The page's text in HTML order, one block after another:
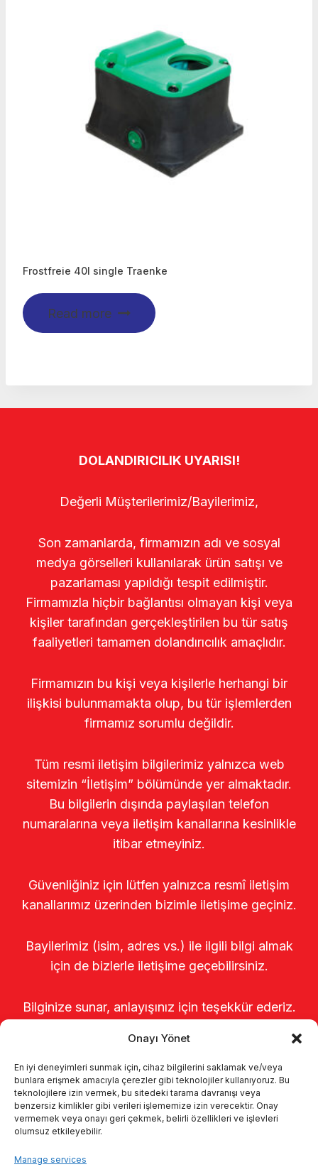
Onayı Yönet
En iyi deneyimleri sunmak için, cihaz bilgilerini saklamak ve/veya
bunlara erişmek amacıyla çerezler gibi teknolojiler kullanıyoruz. Bu
teknolojilere izin vermek, bu sitedeki tarama davranışı veya
benzersiz kimlikler gibi verileri işlememize izin verecektir. Onay
vermemek veya onayı geri çekmek, belirli özellikleri ve işlevleri
olumsuz etkileyebilir.
Manage services
Frostfreie 40l single Traenke
Read more
DOLANDIRICILIK UYARISI!
Değerli Müşterilerimiz/Bayilerimiz,
Son zamanlarda, firmamızın adı ve sosyal
medya görselleri kullanılarak ürün satışı ve
pazarlaması yapıldığı tespit edilmiştir.
Firmamızla hiçbir bağlantısı olmayan kişi veya
kişiler tarafından gerçekleştirilen bu tür satış
faaliyetleri tamamen dolandırıcılık amaçlıdır.
Firmamızın bu kişi veya kişilerle herhangi bir
ilişkisi bulunmamakta olup, bu tür işlemlerden
firmamız sorumlu değildir.
Tüm resmi iletişim bilgilerimiz yalnızca web
sitemizin “İletişim” bölümünde yer almaktadır.
Bu bilgilerin dışında paylaşılan telefon
numaralarına veya iletişim kanallarına kesinlikle
itibar etmeyiniz.
Güvenliğiniz için lütfen yalnızca resmî iletişim
kanallarımız üzerinden bizimle iletişime geçiniz.
Bayilerimiz (isim, adres vs.) ile ilgili bilgi almak
için de bizlerle iletişime geçebilirsiniz.
Bilginize sunar, anlayışınız için teşekkür ederiz.